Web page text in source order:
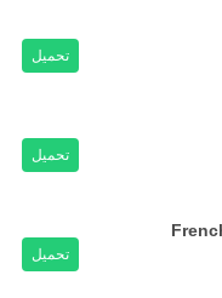
تحميل
تحميل
تحميل